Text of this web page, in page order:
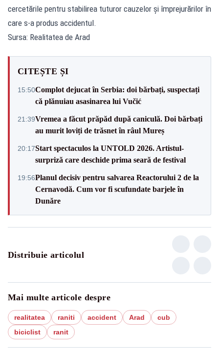
cercetările pentru stabilirea tuturor cauzelor și împrejurărilor în
care s-a produs accidentul.
Sursa: Realitatea de Arad
CITEȘTE ȘI
15:50Complot dejucat în Serbia: doi bărbați, suspectați
că plănuiau asasinarea lui Vučić
21:39Vremea a făcut prăpăd după caniculă. Doi bărbați
au murit loviți de trăsnet în râul Mureș
20:17Start spectaculos la UNTOLD 2026. Artistul-
surpriză care deschide prima seară de festival
19:56Planul decisiv pentru salvarea Reactorului 2 de la
Cernavodă. Cum vor fi scufundate barjele în
Dunăre
Distribuie articolul
Mai multe articole despre
realitatea raniti accident Arad
cub
biciclist
ranit